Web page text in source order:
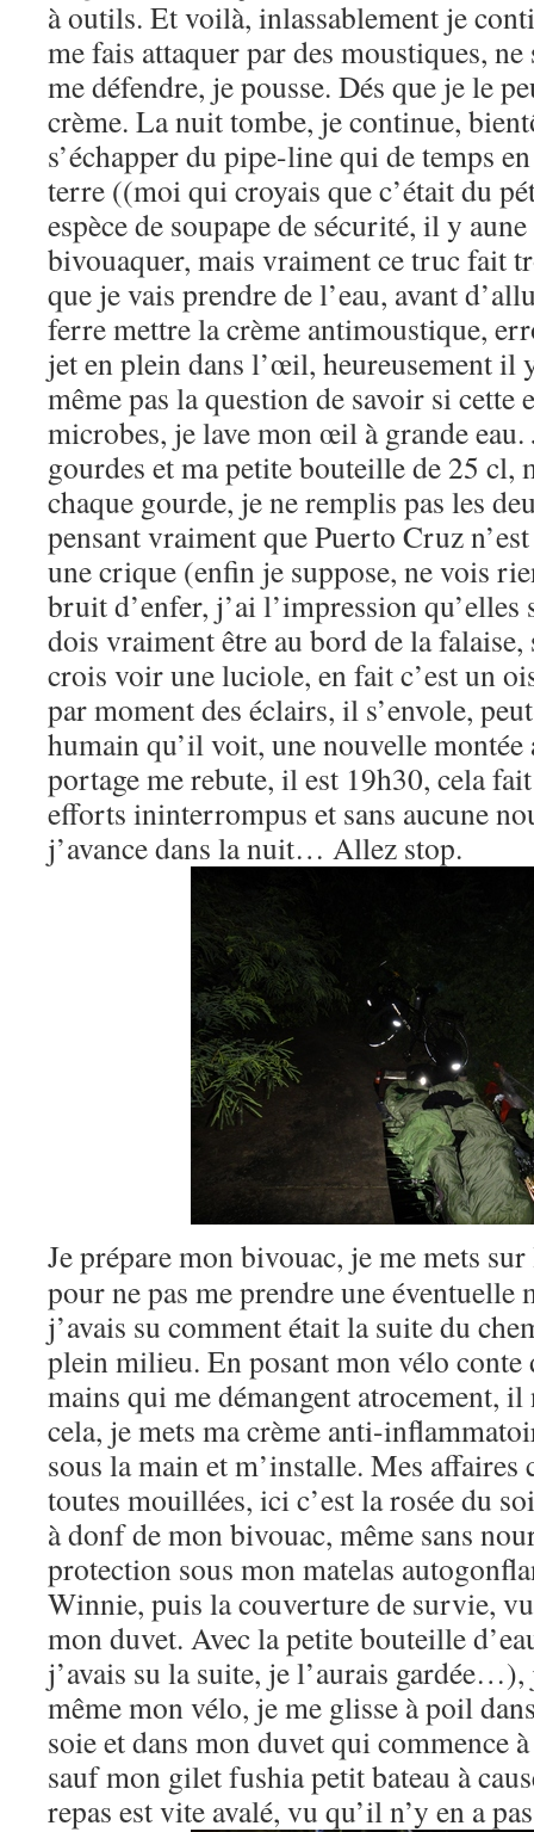
à outils. Et voilà, inlassablement je
me fais attaquer par des moustiques,
me défendre, je pousse. Dés que je le
crème. La nuit tombe, je continue,
s’échapper du pipe-line qui de temps
terre ((moi qui croyais que c’était du
espèce de soupape de sécurité, il y
bivouaquer, mais vraiment ce truc fait
que je vais prendre de l’eau, avant
ferre mettre la crème antimoustique,
jet en plein dans l’œil, heureusement il
même pas la question de savoir si cette
microbes, je lave mon œil à grande
gourdes et ma petite bouteille de 25 cl,
chaque gourde, je ne remplis pas les
pensant vraiment que Puerto Cruz
une crique (enfin je suppose, ne vois
bruit d’enfer, j’ai l’impression qu’elles
dois vraiment être au bord de la
crois voir une luciole, en fait c’est un
par moment des éclairs, il s’envole,
humain qu’il voit, une nouvelle montée
portage me rebute, il est 19h30, cela
efforts ininterrompus et sans aucune
j’avance dans la nuit… Allez stop.
Je prépare mon bivouac, je me mets
pour ne pas me prendre une éventuelle
j’avais su comment était la suite du
plein milieu. En posant mon vélo conte
mains qui me démangent atrocement,
cela, je mets ma crème anti-
sous la main et m’installe. Mes affaires
toutes mouillées, ici c’est la rosée du
à donf de mon bivouac, même sans
protection sous mon matelas
Winnie, puis la couverture de survie,
mon duvet. Avec la petite bouteille
j’avais su la suite, je l’aurais gardée…),
même mon vélo, je me glisse à poil
soie et dans mon duvet qui commence
sauf mon gilet fushia petit bateau à
repas est vite avalé, vu qu’il n’y en a